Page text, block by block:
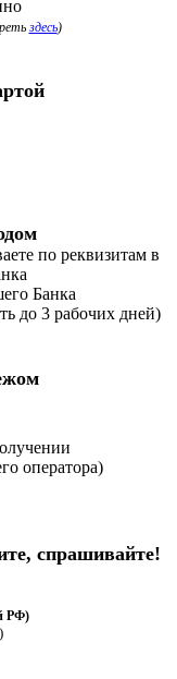
здесь)
по реквизитам в
Банка
до 3 рабочих дней)
оператора)
спрашивайте!
РФ)